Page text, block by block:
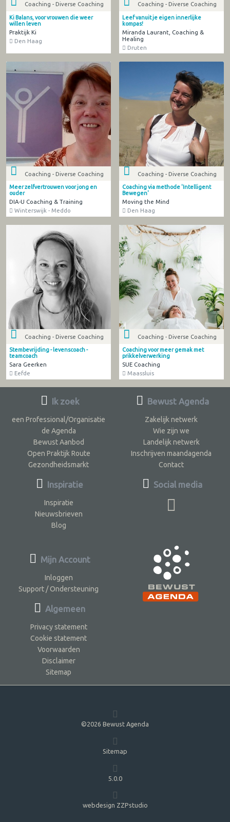
Coaching - Diverse Coaching
Ki Balans, voor vrouwen die weer
willen leven
Praktijk Ki
Den Haag
Coaching - Diverse Coaching
Leef vanuit je eigen innerlijke
kompas!
Miranda Laurant, Coaching &
Healing
Druten
Coaching - Diverse Coaching
Meer zelfvertrouwen voor jong en
ouder
DIA-U Coaching & Training
Winterswijk - Meddo
Coaching - Diverse Coaching
Coaching via methode 'Intelligent
Bewegen'
Moving the Mind
Den Haag
Coaching - Diverse Coaching
Stembevrijding - levenscoach -
teamcoach
Sara Geerken
Eefde
Coaching - Diverse Coaching
Coaching voor meer gemak met
prikkelverwerking
SUE Coaching
Maassluis
Ik zoek
een Professional/Organisatie
de Agenda
Bewust Aanbod
Open Praktijk Route
Gezondheidsmarkt
Inspiratie
Inspiratie
Nieuwsbrieven
Blog
Bewust Agenda
Zakelijk netwerk
Wie zijn we
Landelijk netwerk
Inschrijven maandagenda
Contact
Social media
Mijn Account
Inloggen
Support / Ondersteuning
Algemeen
Privacy statement
Cookie statement
Voorwaarden
Disclaimer
Sitemap
©2026 Bewust Agenda
Sitemap
5.0.0
webdesign ZZPstudio